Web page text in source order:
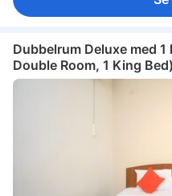
Dubbelrum Deluxe med
Double Room, 1 King Bed)